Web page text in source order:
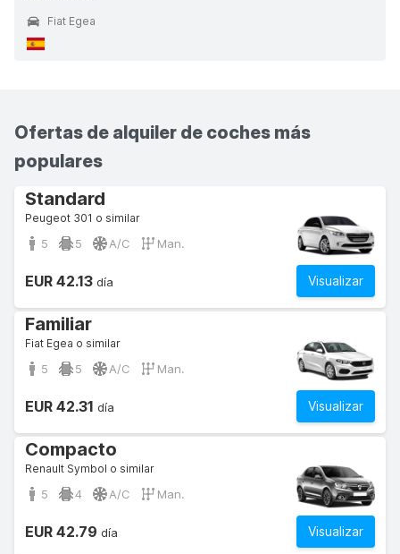
Fiat Egea
Ofertas de alquiler de coches más
populares
Standard
Peugeot 301 o similar
5 5 A/C Man.
Visualizar
EUR 42.13 día
Familiar
Fiat Egea o similar
5 5 A/C Man.
Visualizar
EUR 42.31 día
Compacto
Renault Symbol o similar
5 4 A/C Man.
Visualizar
EUR 42.79 día